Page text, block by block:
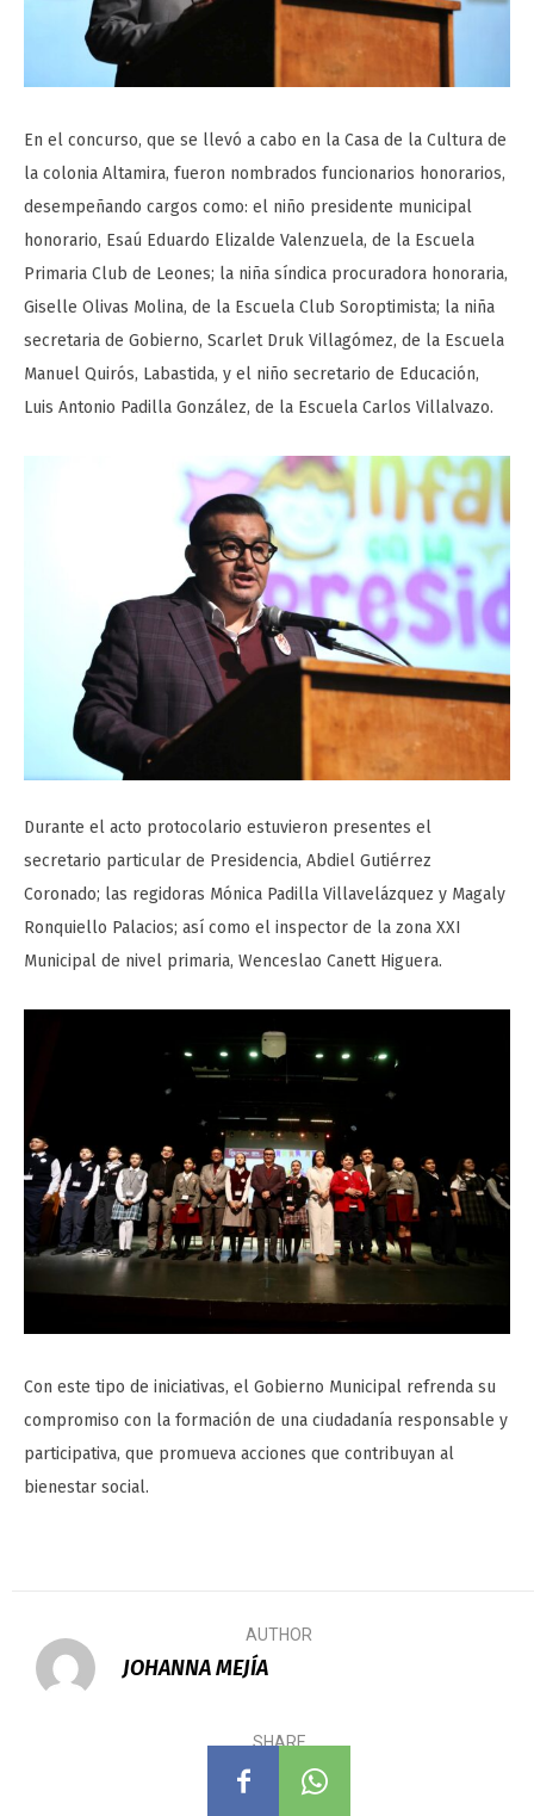
En el concurso, que se llevó a cabo en la Casa de la Cultura de
la colonia Altamira, fueron nombrados funcionarios honorarios,
desempeñando cargos como: el niño presidente municipal
honorario, Esaú Eduardo Elizalde Valenzuela, de la Escuela
Primaria Club de Leones; la niña síndica procuradora honoraria,
Giselle Olivas Molina, de la Escuela Club Soroptimista; la niña
secretaria de Gobierno, Scarlet Druk Villagómez, de la Escuela
Manuel Quirós, Labastida, y el niño secretario de Educación,
Luis Antonio Padilla González, de la Escuela Carlos Villalvazo.
Durante el acto protocolario estuvieron presentes el
secretario particular de Presidencia, Abdiel Gutiérrez
Coronado; las regidoras Mónica Padilla Villavelázquez y Magaly
Ronquiello Palacios; así como el inspector de la zona XXI
Municipal de nivel primaria, Wenceslao Canett Higuera.
Con este tipo de iniciativas, el Gobierno Municipal refrenda su
compromiso con la formación de una ciudadanía responsable y
participativa, que promueva acciones que contribuyan al
bienestar social.
AUTHOR
JOHANNA MEJÍA
SHARE